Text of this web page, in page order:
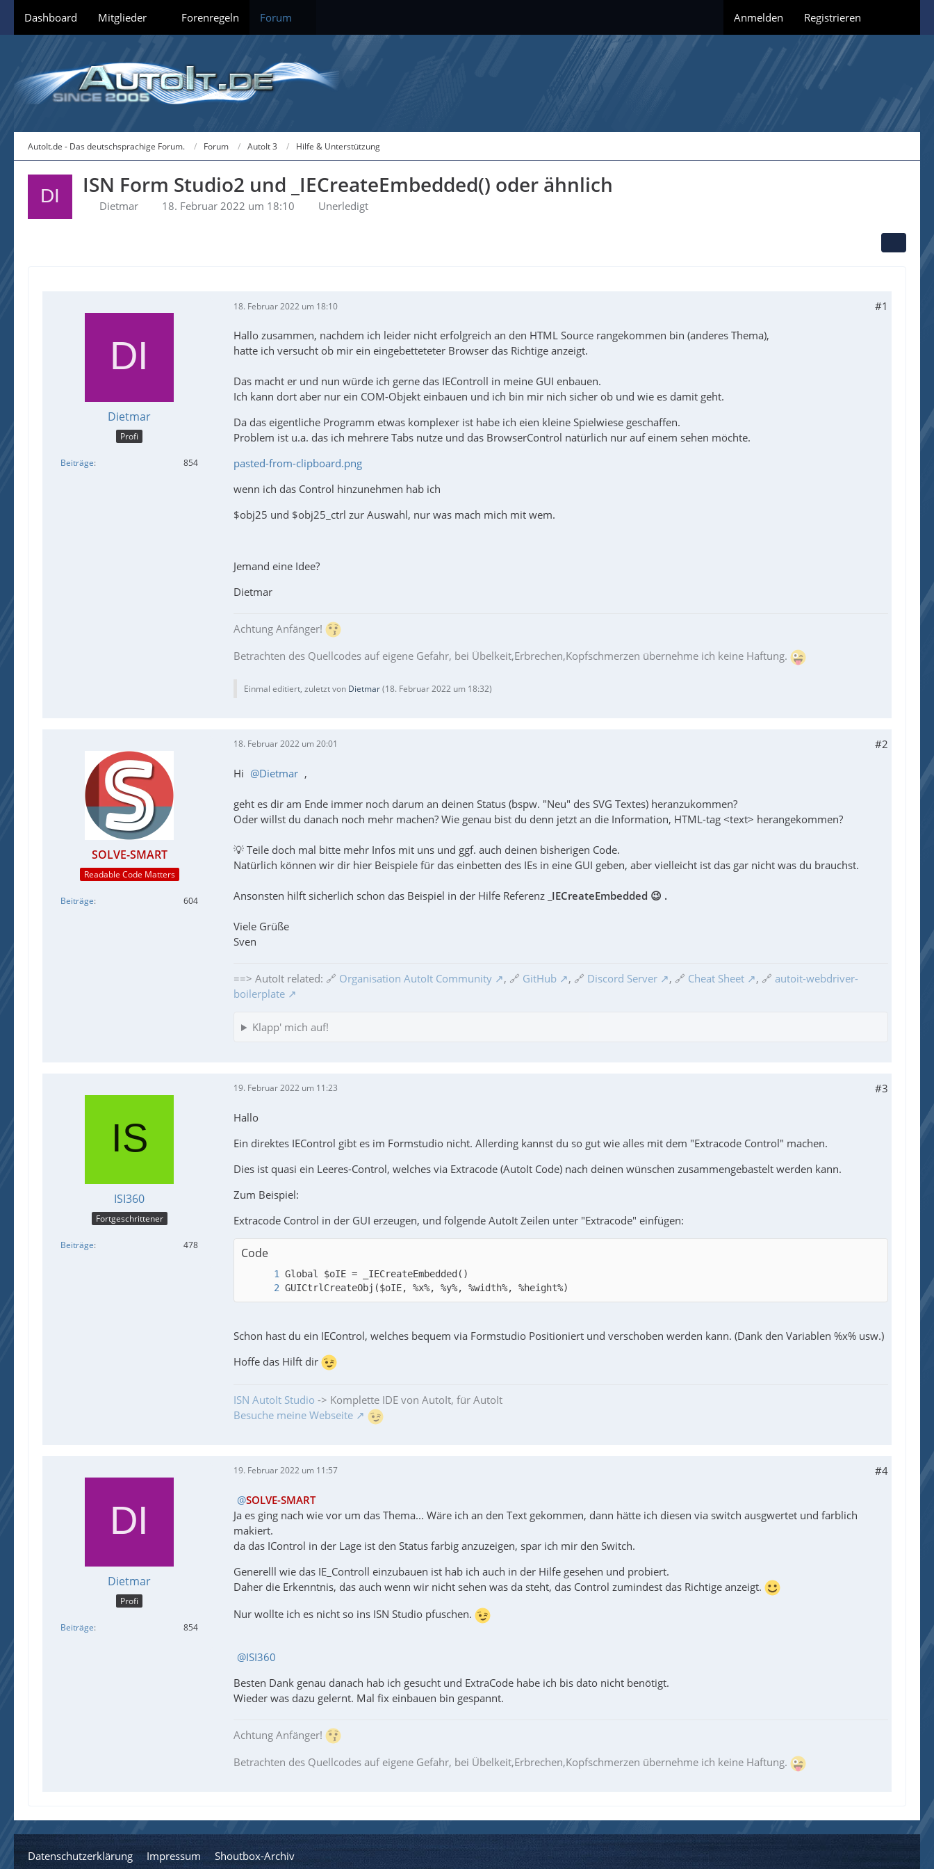
Dashboard Mitglieder Forenregeln Forum Anmelden Registrieren
AutoIt.de - Das deutschsprachige Forum. Forum AutoIt 3 Hilfe & Unterstützung
ISN Form Studio2 und _IECreateEmbedded() oder ähnlich
Dietmar 18. Februar 2022 um 18:10 Unerledigt
Dietmar
Profi
Beiträge 854
18. Februar 2022 um 18:10 #1
Hallo zusammen, nachdem ich leider nicht erfolgreich an den HTML Source rangekommen bin (anderes Thema),
hatte ich versucht ob mir ein eingebetteteter Browser das Richtige anzeigt.
Das macht er und nun würde ich gerne das IEControll in meine GUI enbauen.
Ich kann dort aber nur ein COM-Objekt einbauen und ich bin mir nich sicher ob und wie es damit geht.
Da das eigentliche Programm etwas komplexer ist habe ich eien kleine Spielwiese geschaffen.
Problem ist u.a. das ich mehrere Tabs nutze und das BrowserControl natürlich nur auf einem sehen möchte.
pasted-from-clipboard.png
wenn ich das Control hinzunehmen hab ich
$obj25 und $obj25_ctrl zur Auswahl, nur was mach mich mit wem.
Jemand eine Idee?
Dietmar
Achtung Anfänger!
Betrachten des Quellcodes auf eigene Gefahr, bei Übelkeit,Erbrechen,Kopfschmerzen übernehme ich keine Haftung.
Einmal editiert, zuletzt von Dietmar(18. Februar 2022 um 18:32)
SOLVE-SMART
Readable Code Matters
Beiträge 604
18. Februar 2022 um 20:01 #2
Hi Dietmar ,
geht es dir am Ende immer noch darum an deinen Status (bspw. "Neu" des SVG Textes) heranzukommen?
Oder willst du danach noch mehr machen? Wie genau bist du denn jetzt an die Information, HTML-tag <text> herangekommen?
💡 Teile doch mal bitte mehr Infos mit uns und ggf. auch deinen bisherigen Code.
Natürlich können wir dir hier Beispiele für das einbetten des IEs in eine GUI geben, aber vielleicht ist das gar nicht was du brauchst.
Ansonsten hilft sicherlich schon das Beispiel in der Hilfe Referenz _IECreateEmbedded 😉 .
Viele Grüße
Sven
==> AutoIt related: 🔗 Organisation AutoIt Community , 🔗 GitHub , 🔗 Discord Server , 🔗 Cheat Sheet , 🔗 autoit-webdriver-
boilerplate
Klapp' mich auf!
ISI360
Fortgeschrittener
Beiträge 478
19. Februar 2022 um 11:23 #3
Hallo
Ein direktes IEControl gibt es im Formstudio nicht. Allerding kannst du so gut wie alles mit dem "Extracode Control" machen.
Dies ist quasi ein Leeres-Control, welches via Extracode (AutoIt Code) nach deinen wünschen zusammengebastelt werden kann.
Zum Beispiel:
Extracode Control in der GUI erzeugen, und folgende AutoIt Zeilen unter "Extracode" einfügen:
Code
GUICtrlCreateObj($oIE, %x%, %y%, %width%, %height%)
Schon hast du ein IEControl, welches bequem via Formstudio Positioniert und verschoben werden kann. (Dank den Variablen %x% usw.)
Hoffe das Hilft dir
ISN AutoIt Studio -> Komplette IDE von AutoIt, für AutoIt
Besuche meine Webseite
Dietmar
Profi
Beiträge 854
19. Februar 2022 um 11:57 #4
SOLVE-SMART
Ja es ging nach wie vor um das Thema... Wäre ich an den Text gekommen, dann hätte ich diesen via switch ausgwertet und farblich
makiert.
da das IControl in der Lage ist den Status farbig anzuzeigen, spar ich mir den Switch.
Generelll wie das IE_Controll einzubauen ist hab ich auch in der Hilfe gesehen und probiert.
Daher die Erkenntnis, das auch wenn wir nicht sehen was da steht, das Control zumindest das Richtige anzeigt.
Nur wollte ich es nicht so ins ISN Studio pfuschen.
ISI360
Besten Dank genau danach hab ich gesucht und ExtraCode habe ich bis dato nicht benötigt.
Wieder was dazu gelernt. Mal fix einbauen bin gespannt.
Achtung Anfänger!
Betrachten des Quellcodes auf eigene Gefahr, bei Übelkeit,Erbrechen,Kopfschmerzen übernehme ich keine Haftung.
Datenschutzerklärung Impressum Shoutbox-Archiv